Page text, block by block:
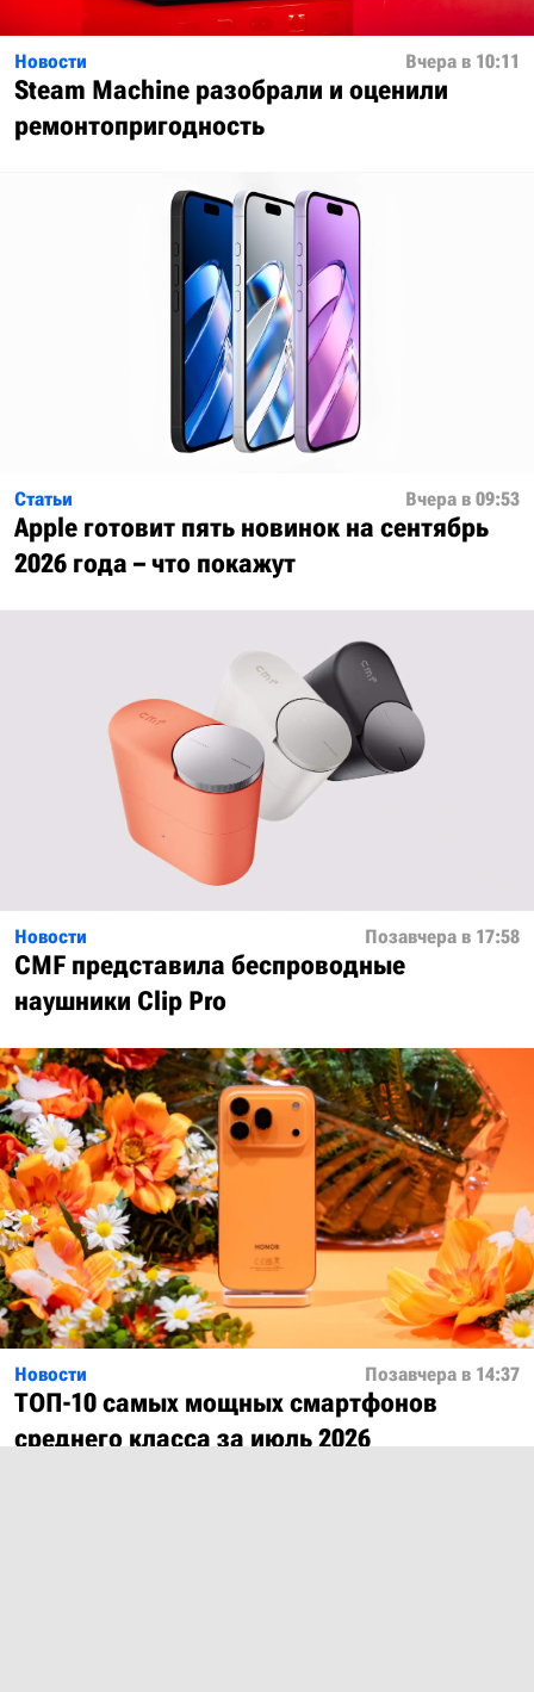
Новости Вчера в 10:11
Steam Machine разобрали и оценили
ремонтопригодность
Статьи Вчера в 09:53
Apple готовит пять новинок на сентябрь
2026 года – что покажут
Новости Позавчера в 17:58
CMF представила беспроводные
наушники Clip Pro
Новости Позавчера в 14:37
ТОП-10 самых мощных смартфонов
среднего класса за июль 2026